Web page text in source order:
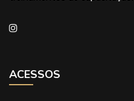
ACESSOS